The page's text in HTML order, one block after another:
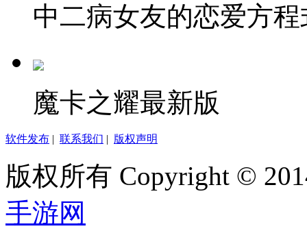
中二病女友的恋爱方
魔卡之耀最新版
软件发布 | 联系我们 | 版权声明
版权所有 Copyright ©
手游网